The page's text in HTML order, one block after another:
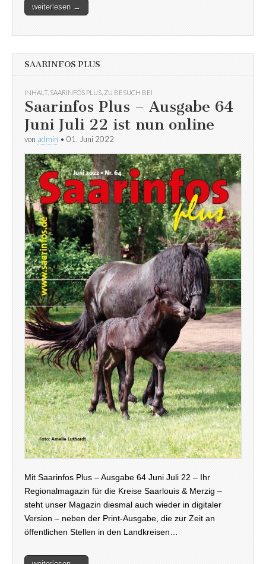
weiterlesen →
SAARINFOS PLUS
INHALT, SAARINFOS PLUS ZU BESUCH BEI
Saarinfos Plus – Ausgabe 64
Juni Juli 22 ist nun online
von admin • 01. Juni 2022
Mit Saarinfos Plus – Ausgabe 64 Juni Juli 22 – Ihr
Regionalmagazin für die Kreise Saarlouis & Merzig –
steht unser Magazin diesmal auch wieder in digitaler
Version – neben der Print-Ausgabe, die zur Zeit an
öffentlichen Stellen in den Landkreisen…